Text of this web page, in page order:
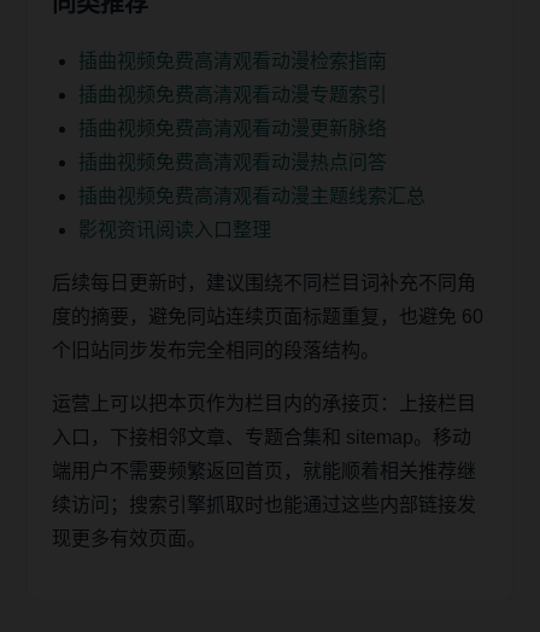
插曲视频免费高清观看动漫检索指南
插曲视频免费高清观看动漫专题索引
插曲视频免费高清观看动漫更新脉络
插曲视频免费高清观看动漫热点问答
插曲视频免费高清观看动漫主题线索汇总
影视资讯阅读入口整理
后续每日更新时，建议围绕不同栏目词补充不同角
度的摘要，避免同站连续页面标题重复，也避免 60
个旧站同步发布完全相同的段落结构。
运营上可以把本页作为栏目内的承接页：上接栏目
入口，下接相邻文章、专题合集和 sitemap。移动
端用户不需要频繁返回首页，就能顺着相关推荐继
续访问；搜索引擎抓取时也能通过这些内部链接发
现更多有效页面。